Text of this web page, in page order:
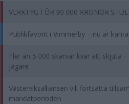
VERKTYG FÖR 90 000 KRONOR
Publikfavorit i Vimmerby – nu är
Fler än 5 000 skarvar kvar att skjuta
jägare
Västerviksalliansen vill fortsätta
mandatperioden